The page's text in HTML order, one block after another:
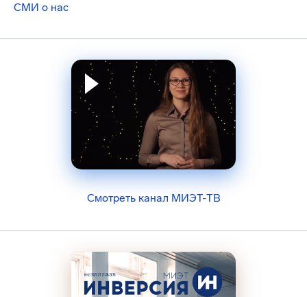
СМИ о нас
Смотреть канал МИЭТ-ТВ